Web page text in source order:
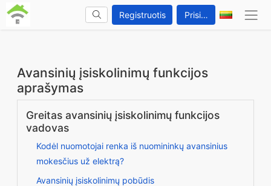
Registruotis Prisijungti
Avansinių įsiskolinimų funkcijos
aprašymas
Greitas avansinių įsiskolinimų funkcijos
vadovas
Kodėl nuomotojai renka iš nuomininkų avansinius
mokesčius už elektrą?
Avansinių įsiskolinimų pobūdis